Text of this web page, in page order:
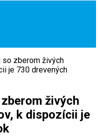
so zberom živých
je 730 drevených
živých
k dispozícii je